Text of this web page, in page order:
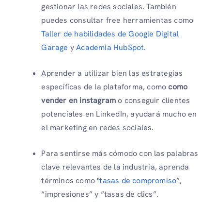
gestionar las redes sociales. También
puedes consultar free herramientas como
Taller de habilidades de Google Digital
Garage yAcademia HubSpot.
Aprender a utilizar bien las estrategias
específicas de la plataforma, comocomo
vender en instagramo conseguir clientes
potenciales en LinkedIn, ayudará mucho en
el marketing en redes sociales.
Para sentirse más cómodo con las palabras
clave relevantes de la industria, aprenda
términos como "tasas de compromiso”,
“impresiones” y “tasas de clics”.